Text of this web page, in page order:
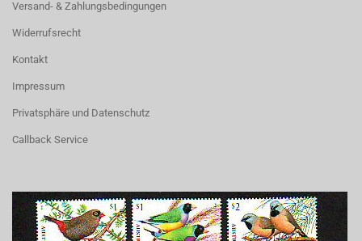
Versand- & Zahlungsbedingungen
Widerrufsrecht
Kontakt
Impressum
Privatsphäre und Datenschutz
Callback Service